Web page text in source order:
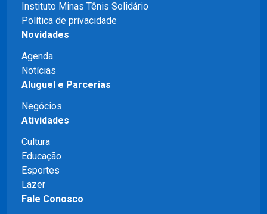
Instituto Minas Tênis Solidário
Política de privacidade
Novidades
Agenda
Notícias
Aluguel e Parcerias
Negócios
Atividades
Cultura
Educação
Esportes
Lazer
Fale Conosco